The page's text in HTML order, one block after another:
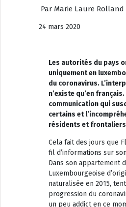
Par Marie Laure
24 mars 2020
Les autorités du pays
uniquement en
du coronavirus.
n’existe qu’en
communication qui
certains et
résidents et
Cela fait des jours que
fil d’informations sur
Dans son appartement
Luxembourgeoise
naturalisée en 2015,
progression du
un peu addict en ce